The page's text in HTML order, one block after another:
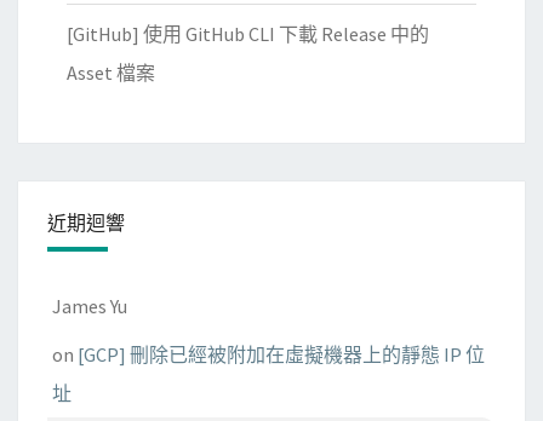
[GitHub] 使用 GitHub CLI 下載 Release 中的
Asset 檔案
近期迴響
James Yu
on [GCP] 刪除已經被附加在虛擬機器上的靜態 IP 位
址